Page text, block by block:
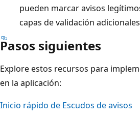
pueden marcar avisos
capas de validación
Pasos siguientes
Explore estos recursos para
en la aplicación:
Inicio rápido de Escudos de avisos